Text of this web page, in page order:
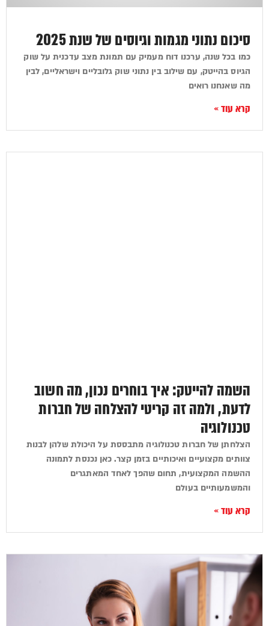
סיכום נתוני מגמות וגיוסים של שנת 2025
כמו בכל שנה, ערכנו דוח מעמיק עם תמונת מצב עדכנית על שוק
הגיוס בהייטק, עם שילוב בין נתוני שוק גלובליים וישראליים, לבין
מה שאנחנו רואים
קרא עוד »
השמה להייטק: איך בוחרים נכון, מה חשוב
לדעת, ולמה זה קריטי להצלחה של חברות
טכנולוגיה
הצלחתן של חברות טכנולוגיה מתבססת על היכולת שלהן לבנות
צוותים מקצועיים ואיכותיים בזמן קצר. כאן נכנסת לתמונה
ההשמה המקצועית, תחום שהפך לאחד המאתגרים
והמשמעותיים בעולם
קרא עוד »